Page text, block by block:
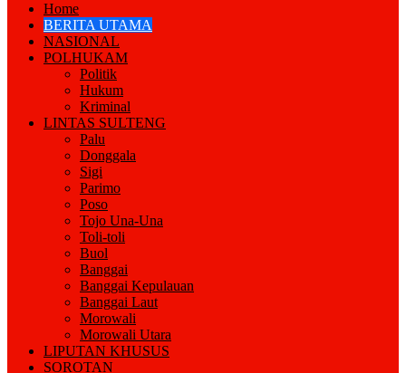
Home
BERITA UTAMA
NASIONAL
POLHUKAM
Politik
Hukum
Kriminal
LINTAS SULTENG
Palu
Donggala
Sigi
Parimo
Poso
Tojo Una-Una
Toli-toli
Buol
Banggai
Banggai Kepulauan
Banggai Laut
Morowali
Morowali Utara
LIPUTAN KHUSUS
SOROTAN